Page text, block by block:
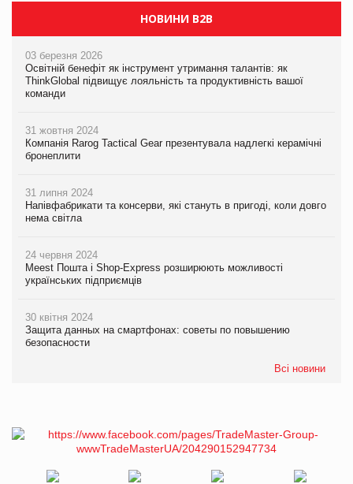
НОВИНИ B2B
03 березня 2026
Освітній бенефіт як інструмент утримання талантів: як
ThinkGlobal підвищує лояльність та продуктивність вашої
команди
31 жовтня 2024
Компанія Rarog Tactical Gear презентувала надлегкі керамічні
бронеплити
31 липня 2024
Напівфабрикати та консерви, які стануть в пригоді, коли довго
нема світла
24 червня 2024
Meest Пошта і Shop-Express розширюють можливості
українських підприємців
30 квітня 2024
Защита данных на смартфонах: советы по повышению
безопасности
Всі новини